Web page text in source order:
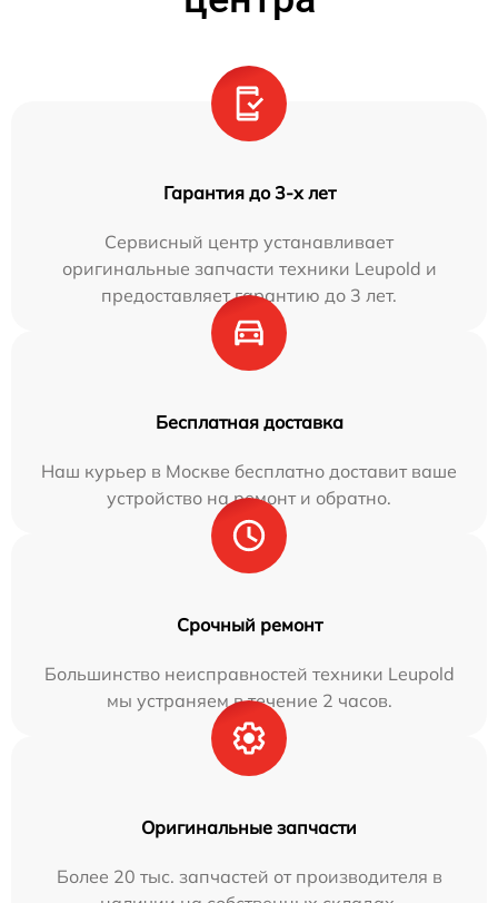
Гарантия до 3-х лет
Сервисный центр устанавливает
оригинальные запчасти техники Leupold и
предоставляет гарантию до 3 лет.
Бесплатная доставка
Наш курьер в Москве бесплатно доставит ваше
устройство на ремонт и обратно.
Срочный ремонт
Большинство неисправностей техники Leupold
мы устраняем в течение 2 часов.
Оригинальные запчасти
Более 20 тыс. запчастей от производителя в